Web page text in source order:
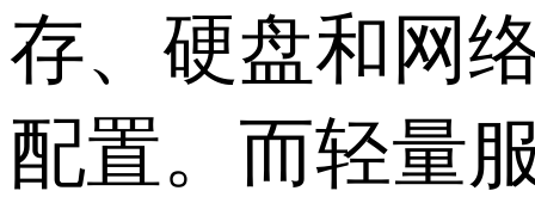
存、硬盘和网
配置。而轻量